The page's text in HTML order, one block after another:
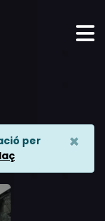
per
×